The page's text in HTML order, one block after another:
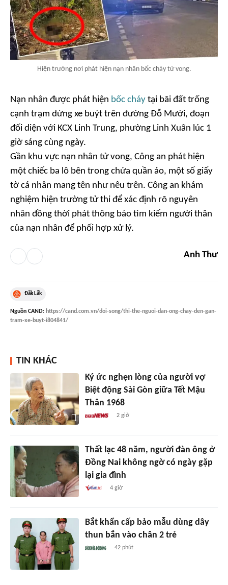
Hiện trường nơi phát hiện nạn nhân bốc cháy tử vong.
Nạn nhân được phát hiện bốc cháy tại bãi đất trống
cạnh trạm dừng xe buýt trên đường Đỗ Mười, đoạn
đối diện với KCX Linh Trung, phường Linh Xuân lúc 1
giờ sáng cùng ngày.
Gần khu vực nạn nhân tử vong, Công an phát hiện
một chiếc ba lô bên trong chứa quần áo, một số giấy
tờ cá nhân mang tên như nêu trên. Công an khám
nghiệm hiện trường tử thi để xác định rõ nguyên
nhân đồng thời phát thông báo tìm kiếm người thân
của nạn nhân để phối hợp xử lý.
Anh Thư
Đắk Lắk
Nguồn CAND: https://cand.com.vn/doi-song/thi-the-nguoi-dan-ong-chay-den-gan-
tram-xe-buyt-i804841/
TIN KHÁC
Ký ức nghẹn lòng của người vợ
Biệt động Sài Gòn giữa Tết Mậu
Thân 1968
2 giờ
Thất lạc 48 năm, người đàn ông ở
Đồng Nai không ngờ có ngày gặp
lại gia đình
4 giờ
Bắt khẩn cấp bảo mẫu dùng dây
thun bắn vào chân 2 trẻ
42 phút